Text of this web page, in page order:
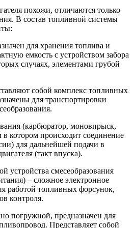
похожи, отличаются только
В состав топливной системы
для хранения топлива и
емкость с устройством забора
случаях, элементами грубой
собой комплекс топливных
для транспортировки
(карбюратор, моновпрыск,
котором происходит соединение
для дальнейшей подачи в
(такт впуска).
устройства смесеобразования
– сложное электронное
работой топливных форсунок,
контроля.
погружной, предназначен для
Представляет собой